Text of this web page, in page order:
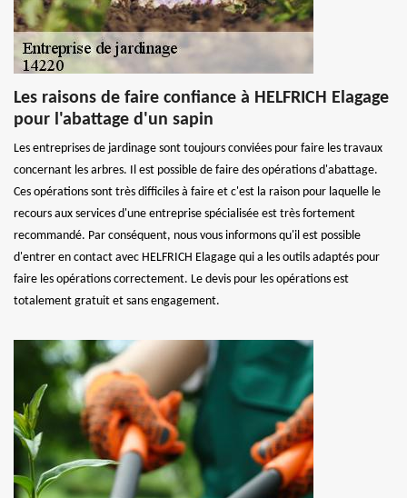
Les raisons de faire confiance à HELFRICH Elagage
pour l'abattage d'un sapin
Les entreprises de jardinage sont toujours conviées pour faire les travaux
concernant les arbres. Il est possible de faire des opérations d'abattage.
Ces opérations sont très difficiles à faire et c'est la raison pour laquelle le
recours aux services d'une entreprise spécialisée est très fortement
recommandé. Par conséquent, nous vous informons qu'il est possible
d'entrer en contact avec HELFRICH Elagage qui a les outils adaptés pour
faire les opérations correctement. Le devis pour les opérations est
totalement gratuit et sans engagement.